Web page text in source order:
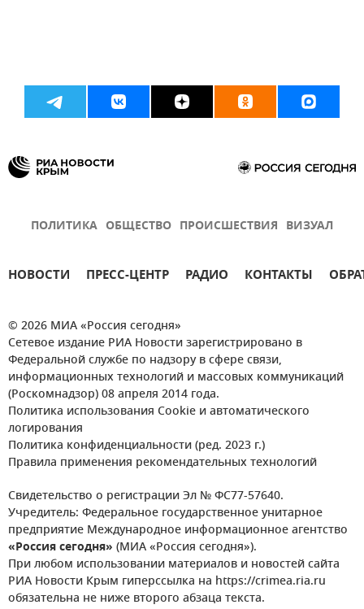
ПОЛИТИКА ОБЩЕСТВО ПРОИСШЕСТВИЯ ВИЗУАЛ
НОВОСТИ ПРЕСС-ЦЕНТР РАДИО КОНТАКТЫ
© 2026 МИА «Россия сегодня»
Сетевое издание РИА Новости зарегистрировано в
Федеральной службе по надзору в сфере связи,
информационных технологий и массовых коммуникаций
(Роскомнадзор) 08 апреля 2014 года.
Политика использования Cookie и автоматического
логирования
Политика конфиденциальности (ред. 2023 г.)
Правила применения рекомендательных технологий
Свидетельство о регистрации Эл № ФС77-57640.
Учредитель: Федеральное государственное унитарное
предприятие Международное информационное агентство
«Россия сегодня» (МИА «Россия сегодня»).
При любом использовании материалов и новостей сайта
РИА Новости Крым гиперссылка на https://crimea.ria.ru
обязательна не ниже второго абзаца текста.